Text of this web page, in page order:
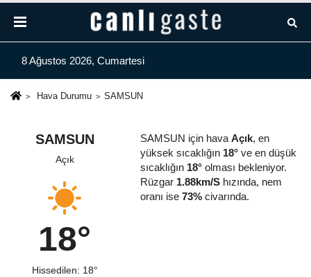
8 Ağustos 2026, Cumartesi
Hava Durumu SAMSUN
SAMSUN
Açık
18°
Hissedilen: 18°
SAMSUN için hava Açık, en
yüksek sıcaklığın 18°ve en düşük
sıcaklığın 18°olması bekleniyor.
Rüzgar 1.88km/Shızında, nem
oranı ise 73%civarında.